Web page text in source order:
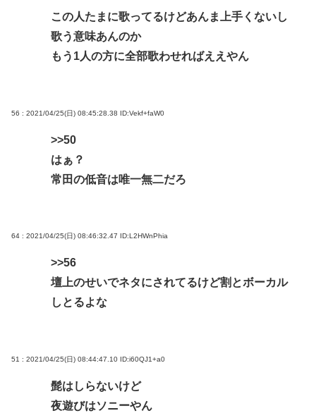
この人たまに歌ってるけどあんま上手くないし
歌う意味あんのか
もう1人の方に全部歌わせればええやん
56 : 2021/04/25(日) 08:45:28.38 ID:Vekf+faW0
>>50
はぁ？
常田の低音は唯一無二だろ
64 : 2021/04/25(日) 08:46:32.47 ID:L2HWnPhia
>>56
壇上のせいでネタにされてるけど割とボーカル
しとるよな
51 : 2021/04/25(日) 08:44:47.10 ID:i60QJ1+a0
髭はしらないけど
夜遊びはソニーやん